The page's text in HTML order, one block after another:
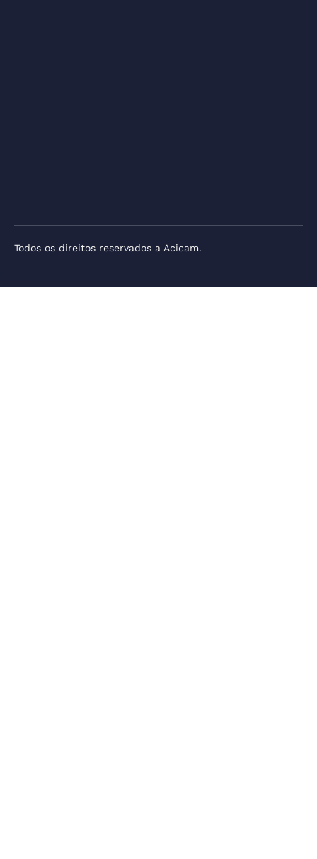
Todos os direitos reservados a Acicam.